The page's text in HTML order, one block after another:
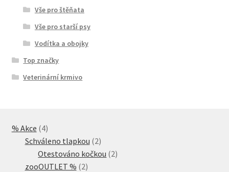
Vše pro štěňata
Vše pro starší psy
Vodítka a obojky
Top značky
Veterinární krmivo
% Akce 44
produkty
Schváleno tlapkou 22
produkty
Otestováno kočkou 22
zooOUTLET % 22